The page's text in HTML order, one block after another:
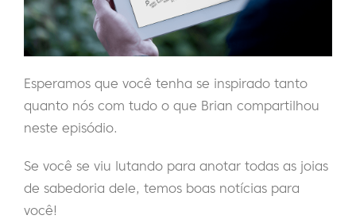
Esperamos que você tenha se inspirado tanto
quanto nós com tudo o que Brian compartilhou
neste episódio.
Se você se viu lutando para anotar todas as joias
de sabedoria dele, temos boas notícias para
você!